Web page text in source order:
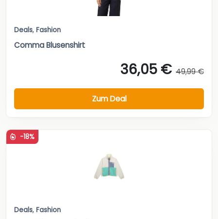
Deals, Fashion
Comma Blusenshirt
36,05 € 49,99 €
Zum Deal
-18%
Deals, Fashion